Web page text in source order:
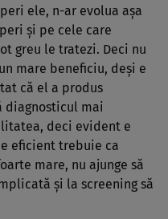
ele, n-ar evolua aşa
şi pe cele care
greu le tratezi. Deci nu
mare beneficiu, deşi e
că el a produs
mai
deci evident e
eficient trebuie ca
mare, nu ajunge să
şi la screening să